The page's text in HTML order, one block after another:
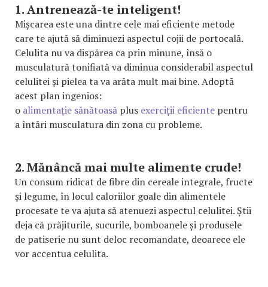
1. Antrenează-te inteligent!
Mișcarea este una dintre cele mai eficiente metode
care te ajută să diminuezi aspectul cojii de portocală.
Celulita nu va dispărea ca prin minune, însă o
musculatură tonifiată va diminua considerabil aspectul
celulitei și pielea ta va arăta mult mai bine. Adoptă
acest plan ingenios:
o alimentație sănătoasă plus exerciții eficiente pentru
a întări musculatura din zona cu probleme.
2. Mănâncă mai multe alimente crude!
Un consum ridicat de fibre din cereale integrale, fructe
și legume, în locul caloriilor goale din alimentele
procesate te va ajuta să atenuezi aspectul celulitei. Știi
deja că prăjiturile, sucurile, bomboanele și produsele
de patiserie nu sunt deloc recomandate, deoarece ele
vor accentua celulita.